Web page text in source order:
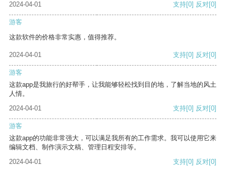
2024-04-01 支持[0] 反对[0]
游客
这款软件的价格非常实惠，值得推荐。
2024-04-01 支持[0] 反对[0]
游客
这款app是我旅行的好帮手，让我能够轻松找到目的地，了解当地的风土
人情。
2024-04-01
支持[0] 反对[0]
游客
这款app的功能非常强大，可以满足我所有的工作需求。我可以使用它来
编辑文档、制作演示文稿、管理日程安排等。
2024-04-01
支持[0] 反对[0]